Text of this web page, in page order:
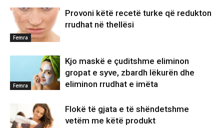
Femra
Provoni këtë recetë turke që redukton
rrudhat në thellësi
Femra
Kjo maskë e çuditshme eliminon
gropat e syve, zbardh lëkurën dhe
eliminon rrudhat e imëta
Flokë të gjata e të shëndetshme
vetëm me këtë produkt